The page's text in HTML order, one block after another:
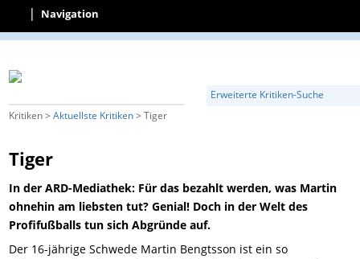
| Navigation
Erweiterte Kritiken-Suche
Kritiken >Aktuellste Kritiken> Tiger
Tiger
In der ARD-Mediathek: Für das bezahlt werden, was Martin
ohnehin am liebsten tut? Genial! Doch in der Welt des
Profifußballs tun sich Abgründe auf.
Der 16-jährige Schwede Martin Bengtsson ist ein so